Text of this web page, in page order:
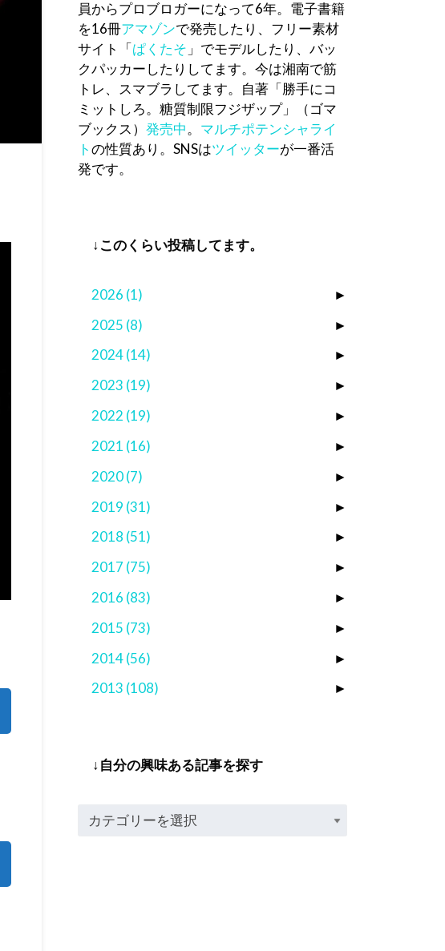
員からプロブロガーになって6年。電子書籍
を16冊アマゾンで発売したり、フリー素材
サイト「ぱくたそ 」でモデルしたり、バッ
クパッカーしたりしてます。今は湘南で筋
トレ、スマブラしてます。自著「勝手にコ
ミットしろ。糖質制限フジザップ」（ゴマ
ブックス） 発売中。 マルチポテンシャライ
トの性質あり。SNSはツイッターが一番活
発です。
↓このくらい投稿してます。
►
2026 (1)
►
2025 (8)
►
2024(14)
►
2023 (19)
►
2022 (19)
►
2021 (16)
►
2020(7)
►
2019 (31)
►
2018 (51)
►
2017 (75)
►
2016 (83)
►
2015 (73)
►
2014(56)
►
2013 (108)
↓自分の興味ある記事を探す